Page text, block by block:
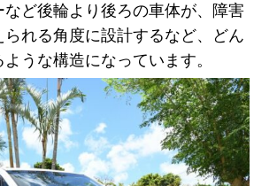
など後輪より後ろの車体が、障害
れる角度に設計するなど、どん
うな構造になっています。